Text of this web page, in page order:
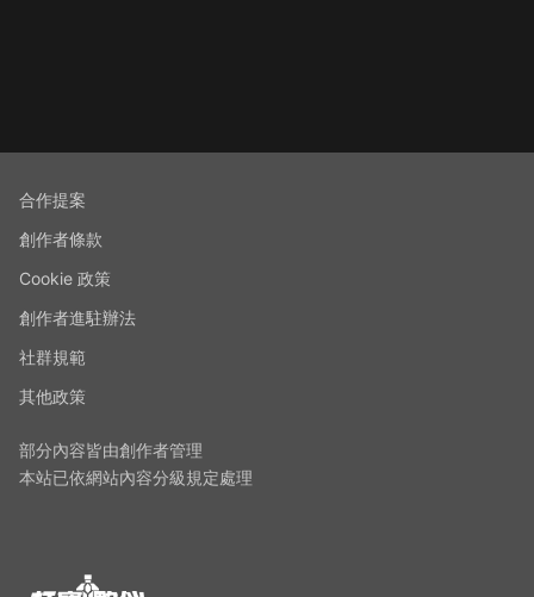
合作提案
創作者條款
Cookie 政策
創作者進駐辦法
社群規範
其他政策
部分內容皆由創作者管理
本站已依網站內容分級規定處理